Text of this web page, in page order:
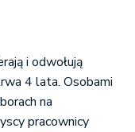
i odwołują
4 lata. Osobami
na
pracownicy